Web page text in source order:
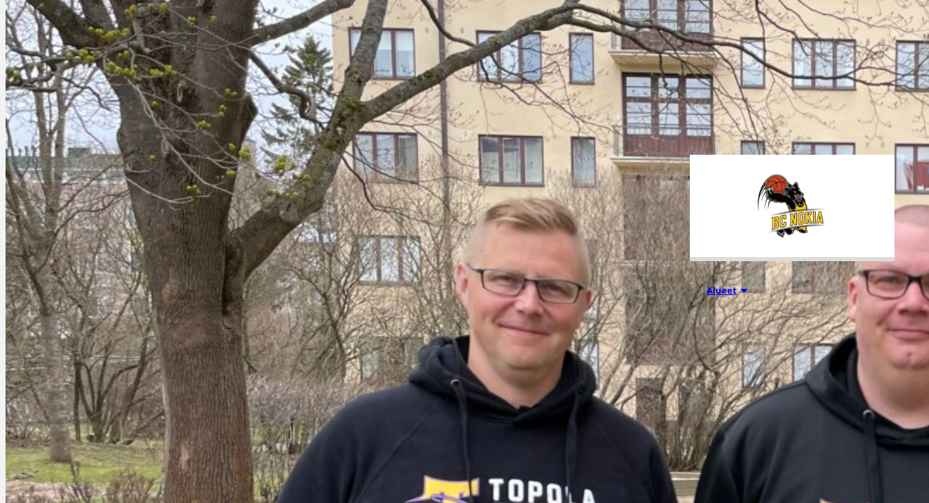
Koripallon kansainvälinen
turnaus Delfin Basket pelataan
Tampereella tänä viikonloppuna.
Järjestyksessään 39. turnaus
kerää yhteen 200 joukkuetta ja
tuhansia koripallon ystäviä niin
Suomesta kuin ulkomailta.
Alueet 01.08.2026 16:31
Mikko
Salminen BC
Nokian
toiminnanjoht
ajaksi